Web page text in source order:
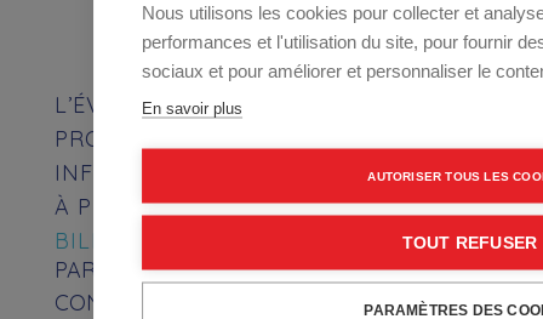
L’ÉVÉNEMENT
PROGRAMME
INFOS PRATIQUES
À PROPOS
BILLETTERIE 2026
PARTENAIRES
CONTACT
Nous utilisons les cookies pour collecter et
performances et l'utilisation du site, pour fournir
sociaux et pour améliorer et personnaliser le
En savoir plus
AUTORISER TOUS LES
TOUT REFUSER
PARAMÈTRES DES